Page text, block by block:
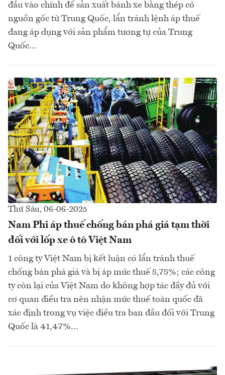
đầu vào chính để sản xuất bánh xe bằng thép có
nguồn gốc từ Trung Quốc, lẩn tránh lệnh áp thuế
đang áp dụng với sản phẩm tương tự của Trung
Quốc...
Thứ Sáu, 06-06-2025
Nam Phi áp thuế chống bán phá giá tạm thời
đối với lốp xe ô tô Việt Nam
1 công ty Việt Nam bị kết luận có lẩn tránh thuế
chống bán phá giá và bị áp mức thuế 8,78%; các công
ty còn lại của Việt Nam do không hợp tác đầy đủ với
cơ quan điều tra nên nhận mức thuế toàn quốc đã
xác định trong vụ việc điều tra ban đầu đối với Trung
Quốc là 41,47%...